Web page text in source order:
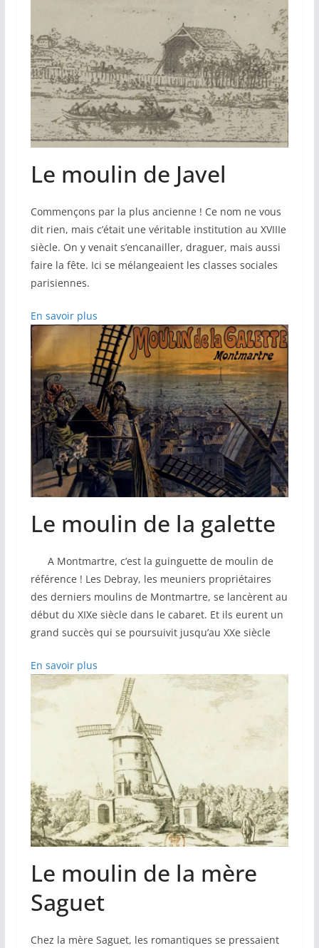
Le moulin de Javel
Commençons par la plus ancienne ! Ce nom ne vous
dit rien, mais c’était une véritable institution au XVIIIe
siècle. On y venait s’encanailler, draguer, mais aussi
faire la fête. Ici se mélangeaient les classes sociales
parisiennes.
En savoir plus
Le moulin de la galette
A Montmartre, c’est la guinguette de moulin de
référence ! Les Debray, les meuniers propriétaires
des derniers moulins de Montmartre, se lancèrent au
début du XIXe siècle dans le cabaret. Et ils eurent un
grand succès qui se poursuivit jusqu’au XXe siècle
En savoir plus
Le moulin de la mère
Saguet
Chez la mère Saguet, les romantiques se pressaient